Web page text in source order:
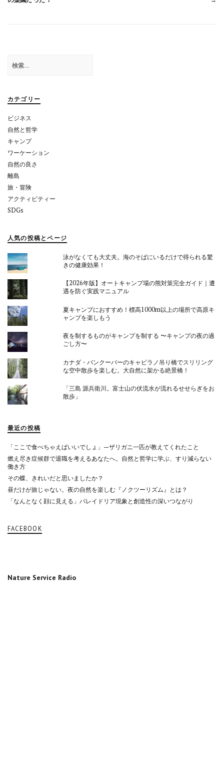
ー
ョ
ン
索:
カテゴリー
ビジネス
自然と哲学
キャンプ
ワーケーション
自然の良さ
離島
旅・冒険
アクティビティー
SDGs
人気の投稿とページ
泳がなくても大丈夫。海のそばにいるだけで得られる驚
きの健康効果！
【2026年版】オートキャンプ場の熊対策完全ガイド｜遭
遇を防ぐ実践マニュアル
夏キャンプにおすすめ！標高1000m以上の場所で高原キ
ャンプを楽しもう
夜を制するものがキャンプを制する 〜キャンプの夜の過
ごし方〜
カナダ・バンクーバーのキャピラノ吊り橋でスリリング
な空中散歩を楽しむ。大自然に架かる絶景橋！
「三島 源兵衛川。富士山の伏流水が流れるせせらぎをお
散歩」
最近の投稿
「ここで食べちゃえばいいでしょ」—ザリガニ一匹が教えてくれたこと
燃え尽き症候群で退職を考えるあなたへ。自然と哲学に学ぶ、すり減らない
働き方
その蝶、きれいだと思いましたか？
昼だけが旅じゃない。夜の自然を楽しむ『ノクツーリズム』とは？
「なんとなく顔に見える」パレイドリア現象と創造性の深いつながり
FACEBOOK
Nature Service Radio